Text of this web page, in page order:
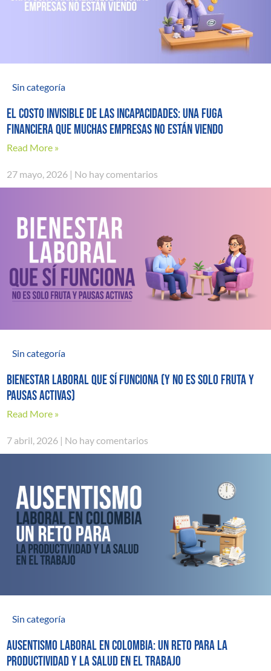
Sin categoría
El costo invisible de las incapacidades: una fuga
financiera que muchas empresas no están viendo
Read More »
27 mayo, 2026 No hay comentarios
Sin categoría
Bienestar laboral que sí funciona (y no es solo fruta y
pausas activas)
Read More »
7 abril, 2026 No hay comentarios
Sin categoría
AUSENTISMO LABORAL EN COLOMBIA: UN RETO PARA LA
PRODUCTIVIDAD Y LA SALUD EN EL TRABAJO